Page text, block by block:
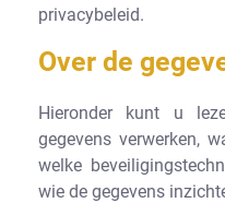
privacybeleid.
Over de
Hieronder kunt u
gegevens verwerken,
welke
wie de gegevens